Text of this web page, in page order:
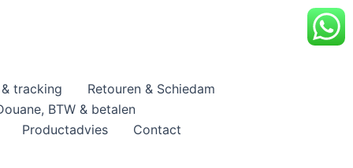
tracking
Retouren & Schiedam
BTW & betalen
Productadvies
Contact